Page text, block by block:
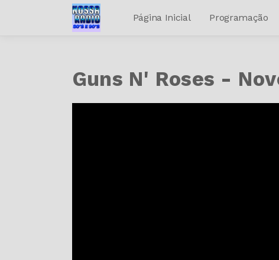
Página Inicial Programação
Guns N' Roses -